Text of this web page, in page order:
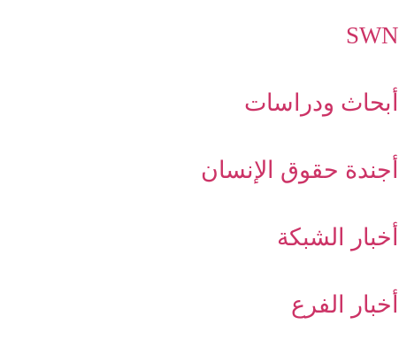
SWN
أبحاث ودراسات
أجندة حقوق الإنسان
أخبار الشبكة
أخبار الفرع